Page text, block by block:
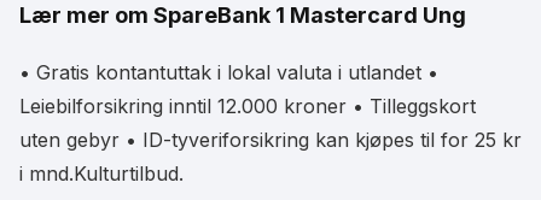
Derfor samarbeider Fornye.no sammen med
data fra bankene. På denne måten vil du alltid se
Lær mer om SpareBank 1 Mastercard Ung
• Gratis kontantuttak i lokal valuta i utlandet •
Leiebilforsikring inntil 12.000 kroner • Tilleggskort
uten gebyr • ID-tyveriforsikring kan kjøpes til for 25 kr
i mnd.Kulturtilbud.